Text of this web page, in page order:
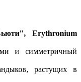
Erythronium
и симметричный
растущих в